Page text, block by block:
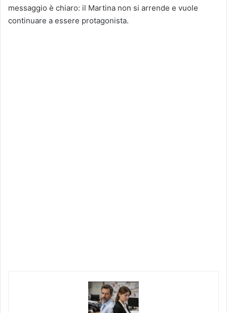
messaggio è chiaro: il Martina non si arrende e vuole
continuare a essere protagonista.